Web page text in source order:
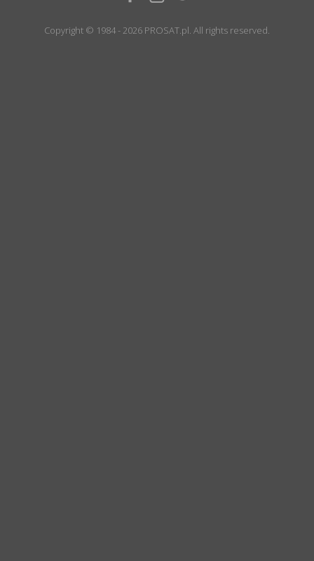
Copyright © 1984 - 2026 PROSAT.pl. All rights reserved.